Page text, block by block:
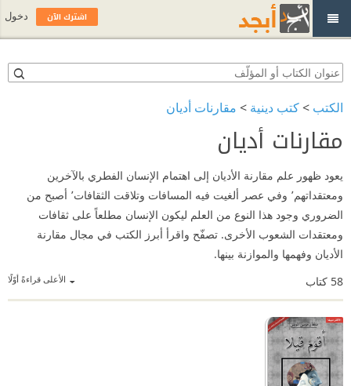
الكتب >كتب دينية > مقارنات أديان
مقارنات أديان
يعود ظهور علم مقارنة الأديان إلى اهتمام الإنسان الفطري بالآخرين
ومعتقداتهم٬ وفي عصر ألغيت فيه المسافات وتلاقت الثقافات٬ أصبح من
الضروري وجود هذا النوع من العلم ليكون الإنسان مطلعاً على ثقافات
ومعتقدات الشعوب الأخرى. تصفّح واقرأ أبرز الكتب في مجال مقارنة
الأديان وفهمها والموازنة بينها.
الأعلى قراءةً أوّلًا 58 كتاب
اشترك الآن دخول